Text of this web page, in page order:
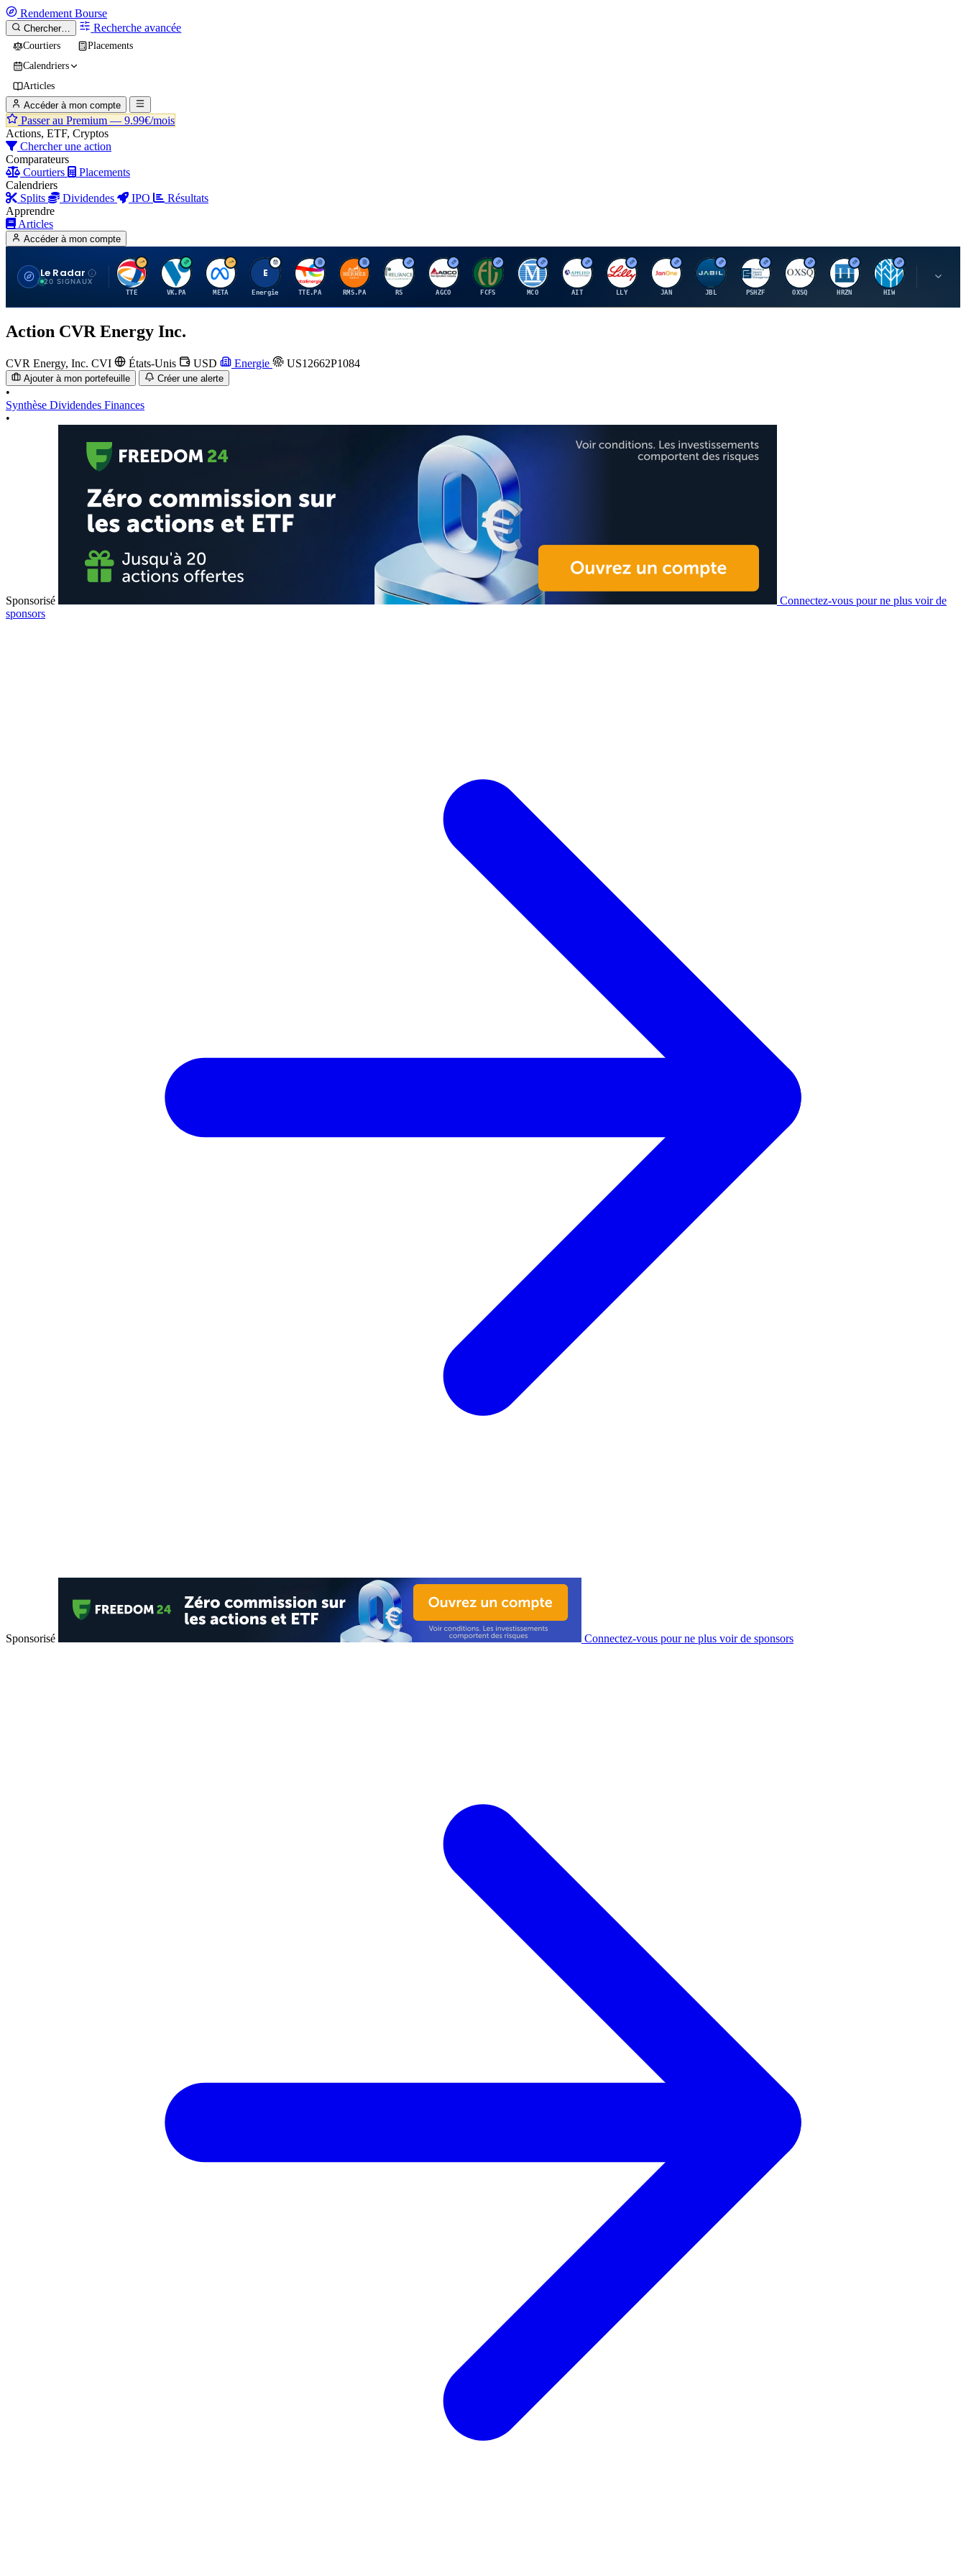
Rendement Bourse
Chercher… Recherche avancée
Courtiers
Placements
Calendriers
Articles
Accéder à mon compte
Passer au Premium — 9.99€/mois
Actions, ETF, Cryptos
Chercher une action
Comparateurs
Courtiers
Placements
Calendriers
Splits
Dividendes IPO
Résultats
Apprendre
Articles
Accéder à mon compte
Le Radar
20 SIGNAUX
T
TTE
V
VK.PA
M
META
E
Energie
T
TTE.PA
H
RMS.PA
R
RS
A
AGCO
F
FCFS
M
MCO
A
AIT
E
LLY
J
JAN
J
JBL
P
PSHZF
O
OXSQ
H
HRZN
H
HIW
U
Action CVR Energy Inc.
CVR Energy, Inc. CVI États-Unis USD Energie US12662P1084
Ajouter à mon portefeuille Créer une alerte
•
Synthèse Dividendes Finances
•
Sponsorisé
Connectez-vous pour ne plus voir de
sponsors
Sponsorisé Connectez-vous pour ne plus voir de sponsors